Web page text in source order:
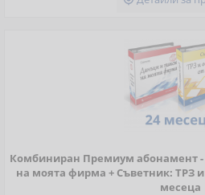
Комбиниран Премиум абонамент
на моята фирма + Съветник: ТРЗ и
месеца